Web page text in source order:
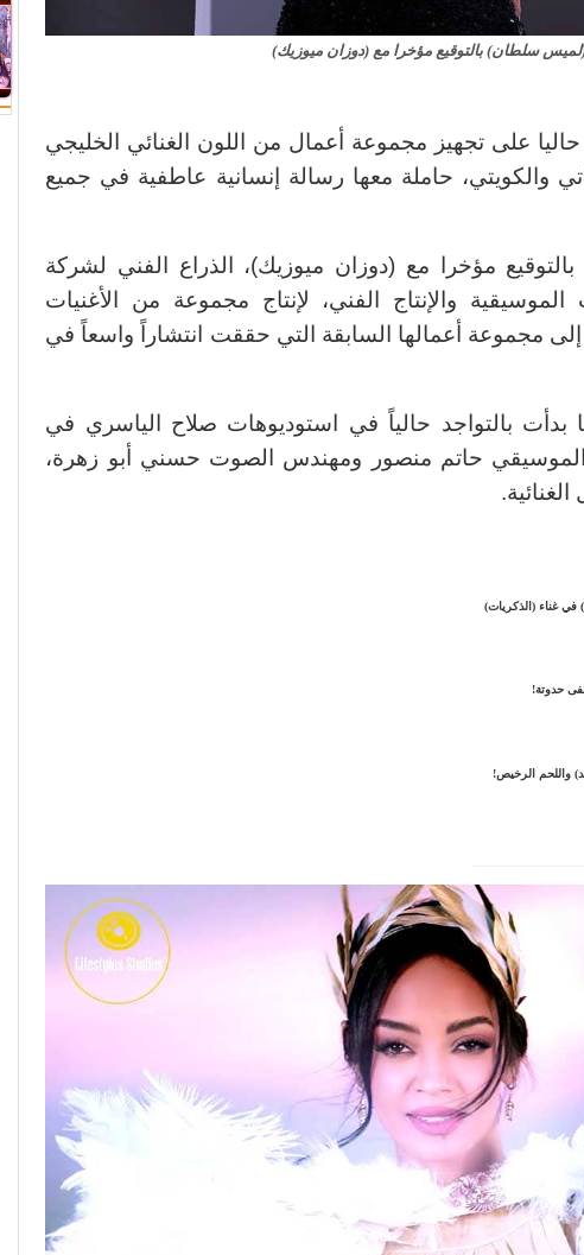
سلطان) بالتوقيع مؤخرا مع (دوزان ميوزيك)
على تجهيز مجموعة أعمال من اللون الغنائي الخليجي
والكويتي، حاملة معها رسالة إنسانية عاطفية في جميع
مؤخرا مع (دوزان ميوزيك)، الذراع الفني لشركة
والإنتاج الفني، لإنتاج مجموعة من الأغنيات
مجموعة أعمالها السابقة التي حققت انتشاراً واسعاً في
بالتواجد حالياً في استوديوهات صلاح الياسري في
الموسيقي حاتم منصور ومهندس الصوت حسني أبو زهرة،
غناء (الذكريات)
حدوتة!
واللحم الرخيص!